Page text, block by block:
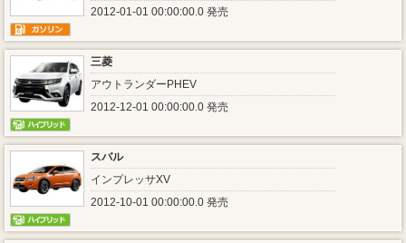
2012-01-01 00:00:00.0 発売
三菱
アウトランダーPHEV
2012-12-01 00:00:00.0 発売
スバル
インプレッサXV
2012-10-01 00:00:00.0 発売